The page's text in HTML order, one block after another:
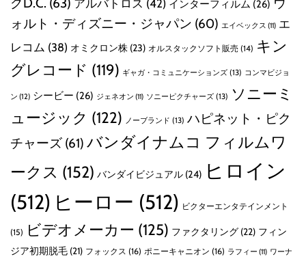
グD.C. (63) アルバトロス (42) インターフィルム (26) ウ
ォルト・ディズニー・ジャパン (60) エイベックス (11) エ
レコム (38) オミクロン株 (23) オルスタックソフト販売 (14) キン
グレコード (119) ギャガ・コミュニケーションズ (13) コンマビジョ
ン (12) シービー (26) ジェネオン (11) ソニーピクチャーズ (13) ソニーミ
ュージック (122) ノーブランド (13) ハピネット・ピク
チャーズ (61) バンダイナムコ フィルムワ
ークス (152) バンダイビジュアル (24) ヒロイン
(512) ヒーロー (512) ビクターエンタテインメント
(15) ビデオメーカー (125) ファクタリング (22) フィン
ジア初期脱毛 (21) フォックス (16) ポニーキャニオン (16) ラフィー (11) ワーナ